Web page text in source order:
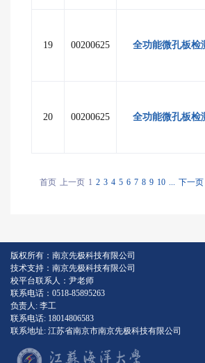
19 00200625 全功能微孔板检
20 00200625 全功能微孔板检
首页 上一页 1 2 3 4 5 6 7 8 9 10 ... 下一页
版权所有：南京先极科技有限公司
技术支持：南京先极科技有限公司
校平台联系人：尹老师
联系电话：0518-85895263
负责人: 李工
联系电话: 18014806583
联系地址: 江苏省南京市南京先极科技有限公司